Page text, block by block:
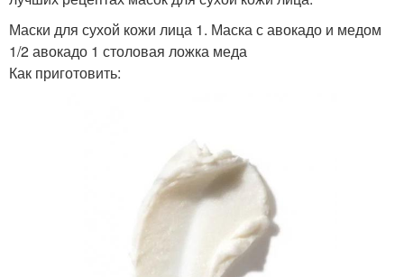
Маски для сухой кожи лица 1. Маска с авокадо и медом
1/2 авокадо 1 столовая ложка меда
Как приготовить: